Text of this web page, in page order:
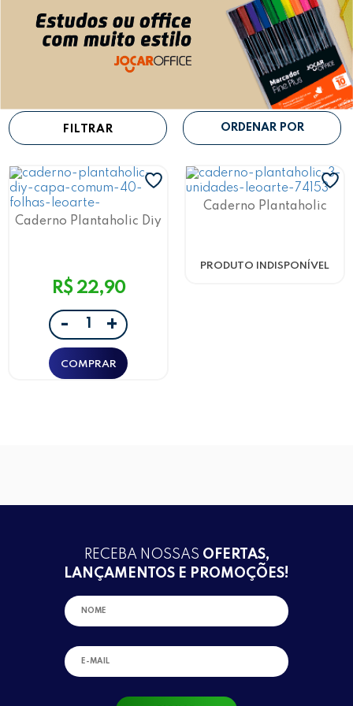
FILTRAR
Caderno Plantaholic Diy
R$ 22,90
- +
Caderno Plantaholic
PRODUTO INDISPONÍVEL
RECEBA NOSSAS OFERTAS,
LANÇAMENTOS E PROMOÇÕES!